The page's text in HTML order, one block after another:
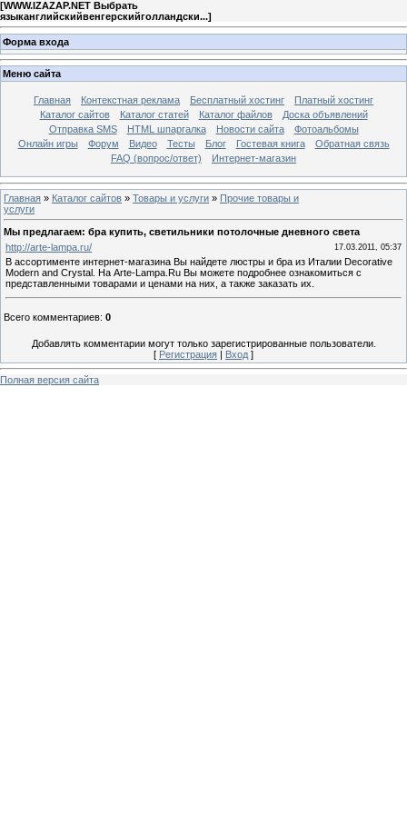
[WWW.IZAZAP.NET Выбрать
языканглийскийвенгерскийголландски...]
Форма входа
Меню сайта
Главная Контекстная реклама Бесплатный хостинг
Платный хостинг
Каталог сайтов
Каталог статей Каталог файлов
Доска объявлений
Отправка SMS
HTML шпаргалка Новости сайта
Фотоальбомы
Онлайн игры
Форум Видео Тесты Блог Гостевая книга
Обратная связь
FAQ (вопрос/ответ)
Интернет-магазин
Главная » Каталог сайтов » Товары и услуги » Прочие товары и
услуги
Мы предлагаем: бра купить, светильники потолочные дневного света
http://arte-lampa.ru/
17.03.2011, 05:37
В ассортименте интернет-магазина Вы найдете люстры и бра из Италии Decorative
Modern and Crystal. На Arte-Lampa.Ru Вы можете подробнее ознакомиться с
представленными товарами и ценами на них, а также заказать их.
Всего комментариев: 0
Добавлять комментарии могут только зарегистрированные пользователи.
[ Регистрация | Вход ]
Полная версия сайта